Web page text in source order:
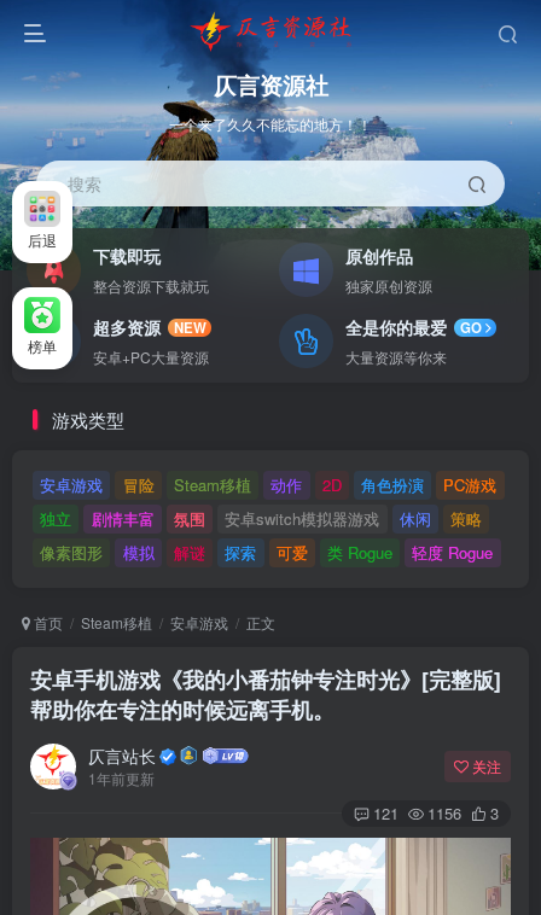
仄言资源社
一个来了久久不能忘的地方！！
搜索
下载即玩
整合资源下载就玩
原创作品
独家原创资源
超多资源
NEW
安卓+PC大量资源
全是你的最爱
GO
大量资源等你来
游戏类型
安卓游戏 冒险 Steam移植 动作 2D 角色扮演
PC游戏
独立
剧情丰富 氛围 安卓switch模拟器游戏 休闲
策略
像素图形
模拟 解谜 探索 可爱 类 Rogue 轻度 Rogue
首页 Steam移植 安卓游戏 正文
安卓手机游戏《我的小番茄钟专注时光》[完整版]
帮助你在专注的时候远离手机。
仄言站长
1年前更新
关注
121 1156 3
后退
榜单